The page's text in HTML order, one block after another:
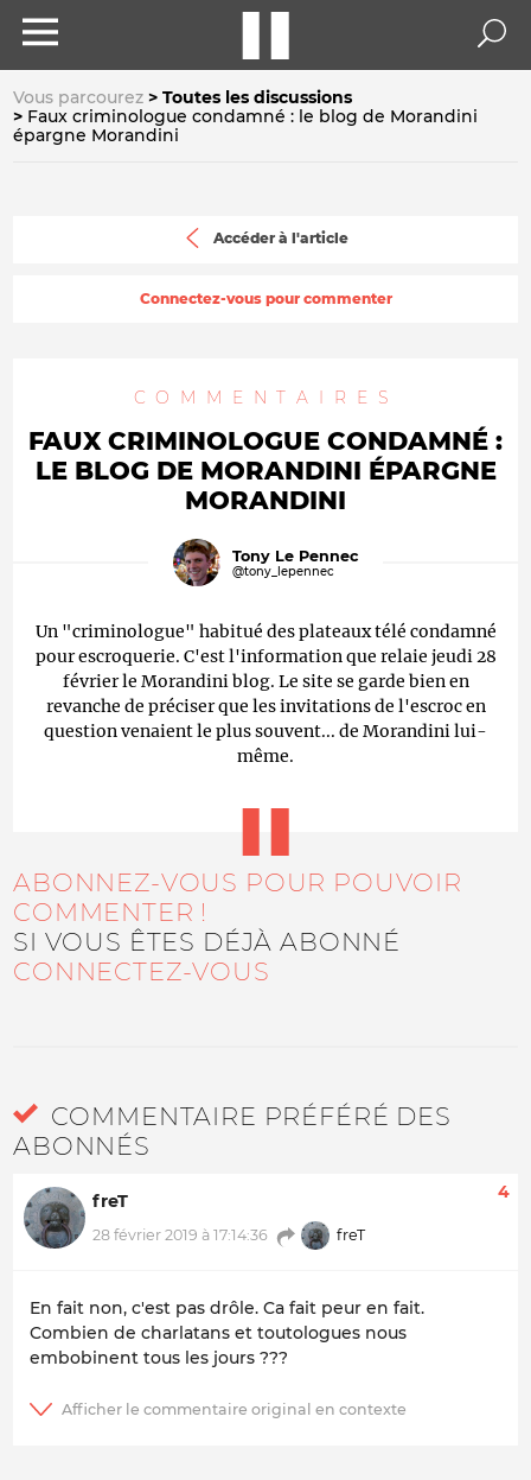
Vous parcourez
Toutes les discussions
Faux criminologue condamné : le blog de Morandini
épargne Morandini
Accéder à l'article
Connectez-vous pour commenter
COMMENTAIRES
FAUX CRIMINOLOGUE CONDAMNÉ :
LE BLOG DE MORANDINI ÉPARGNE
MORANDINI
Tony Le Pennec
@tony_lepennec
Un "criminologue" habitué des plateaux télé condamné
pour escroquerie. C'est l'information que relaie jeudi 28
février le Morandini blog. Le site se garde bien en
revanche de préciser que les invitations de l'escroc en
question venaient le plus souvent... de Morandini lui-
même.
ABONNEZ-VOUS POUR POUVOIR
COMMENTER !
SI VOUS ÊTES DÉJÀ ABONNÉ
CONNECTEZ-VOUS
COMMENTAIRE PRÉFÉRÉ DES
ABONNÉS
freT
28 février 2019 à 17:14:36 freT
4
En fait non, c'est pas drôle. Ca fait peur en fait.
Combien de charlatans et toutologues nous
embobinent tous les jours ???